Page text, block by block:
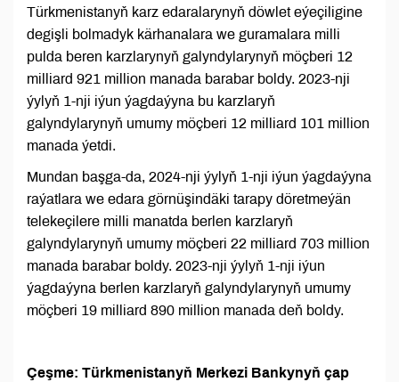
Türkmenistanyň karz edaralarynyň döwlet eýeçiligine
degişli bolmadyk kärhanalara we guramalara milli
pulda beren karzlarynyň galyndylarynyň möçberi 12
milliard 921 million manada barabar boldy. 2023-nji
ýylyň 1-nji iýun ýagdaýyna bu karzlaryň
galyndylarynyň umumy möçberi 12 milliard 101 million
manada ýetdi.
Mundan başga-da, 2024-nji ýylyň 1-nji iýun ýagdaýyna
raýatlara we edara görnüşindäki tarapy döretmeýän
telekeçilere milli manatda berlen karzlaryň
galyndylarynyň umumy möçberi 22 milliard 703 million
manada barabar boldy. 2023-nji ýylyň 1-nji iýun
ýagdaýyna berlen karzlaryň galyndylarynyň umumy
möçberi 19 milliard 890 million manada deň boldy.
Çeşme: Türkmenistanyň Merkezi Bankynyň çap